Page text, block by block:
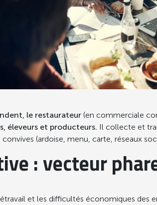
le restaurateur (en commerciale
éleveurs et producteurs. Il collecte et
(ardoise, menu, carte, réseaux
: vecteur
et les difficultés économiques